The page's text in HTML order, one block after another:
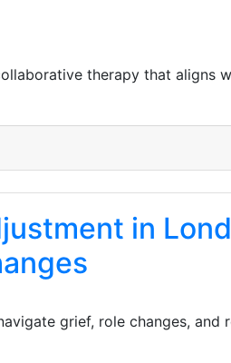
therapy that aligns
in
grief, role changes, and